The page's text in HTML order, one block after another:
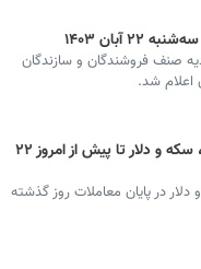
آبان ۱۴۰۳
صنف فروشندگان و سازندگان
اعلام شد.
آخرین قیمت طلا، سکه و دلار تا پیش از امروز ۲۲
در پایان معاملات روز گذشته